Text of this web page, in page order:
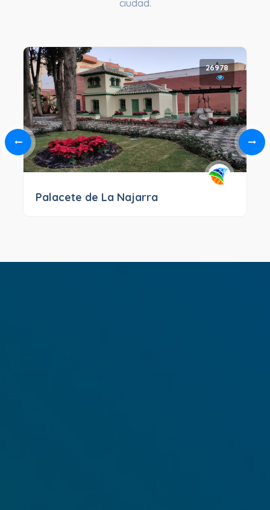
ciudad.
26978
Palacete de La Najarra